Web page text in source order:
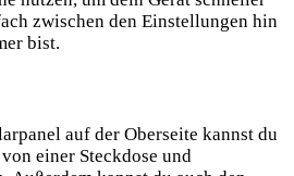
zwischen den Einstellungen hin
bist.
auf der Oberseite kannst du
einer Steckdose ‌und